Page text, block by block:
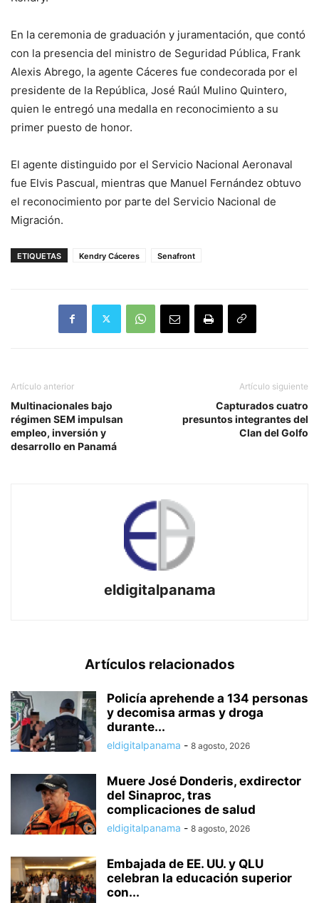
En la ceremonia de graduación y juramentación, que contó
con la presencia del ministro de Seguridad Pública, Frank
Alexis Abrego, la agente Cáceres fue condecorada por el
presidente de la República, José Raúl Mulino Quintero,
quien le entregó una medalla en reconocimiento a su
primer puesto de honor.
El agente distinguido por el Servicio Nacional Aeronaval
fue Elvis Pascual, mientras que Manuel Fernández obtuvo
el reconocimiento por parte del Servicio Nacional de
Migración.
ETIQUETAS Kendry Cáceres Senafront
Artículo anterior
Multinacionales bajo
régimen SEM impulsan
empleo, inversión y
desarrollo en Panamá
Artículo siguiente
Capturados cuatro
presuntos integrantes del
Clan del Golfo
eldigitalpanama
Artículos relacionados
Policía aprehende a 134 personas
y decomisa armas y droga
durante...
eldigitalpanama - 8 agosto, 2026
Muere José Donderis, exdirector
del Sinaproc, tras
complicaciones de salud
eldigitalpanama - 8 agosto, 2026
Embajada de EE. UU. y QLU
celebran la educación superior
con...